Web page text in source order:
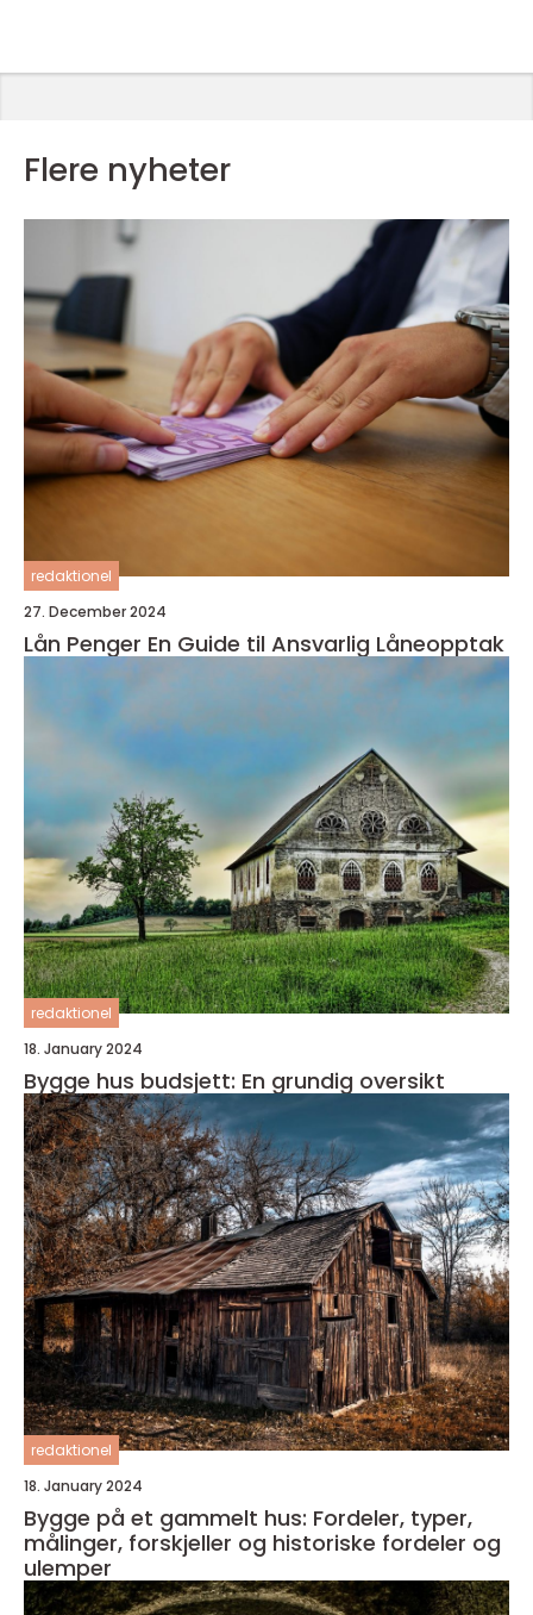
Flere nyheter
redaktionel
27. December 2024
Lån Penger En Guide til Ansvarlig Låneopptak
redaktionel
18. January 2024
Bygge hus budsjett: En grundig oversikt
redaktionel
18. January 2024
Bygge på et gammelt hus: Fordeler, typer,
målinger, forskjeller og historiske fordeler og
ulemper